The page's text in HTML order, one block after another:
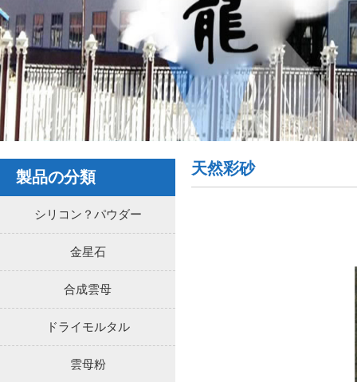
製品の分類
シリコン？パウダー
金星石
合成雲母
ドライモルタル
雲母粉
天然彩砂